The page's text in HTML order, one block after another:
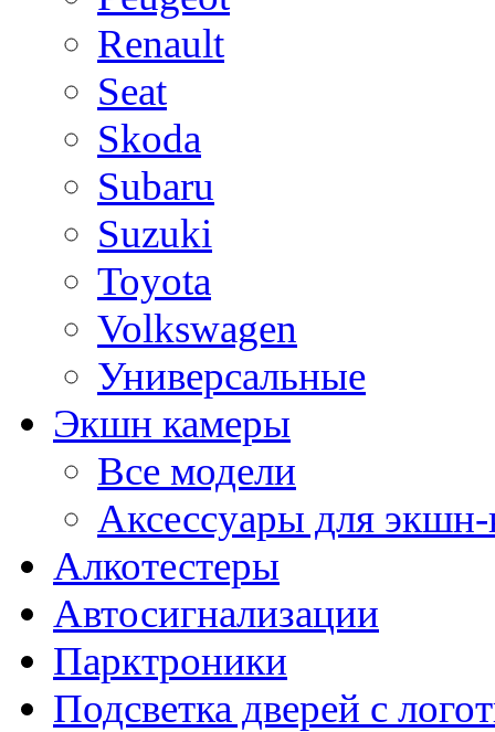
Renault
Seat
Skoda
Subaru
Suzuki
Toyota
Volkswagen
Универсальные
Экшн камеры
Все модели
Аксессуары для
Алкотестеры
Автосигнализации
Парктроники
Подсветка дверей с